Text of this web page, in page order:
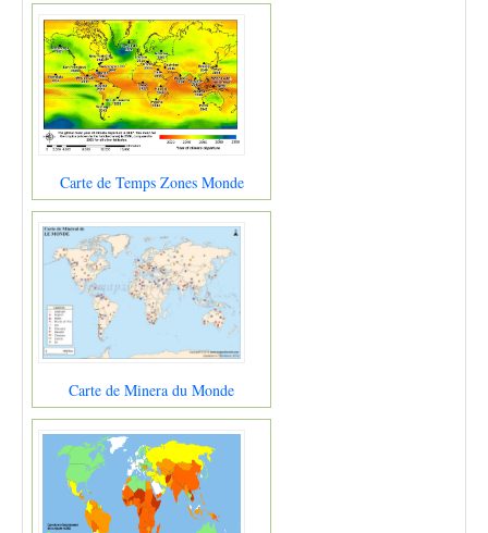
Carte de Temps Zones Monde
Carte de Minera du Monde